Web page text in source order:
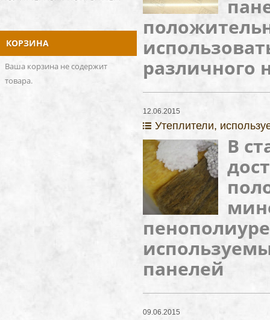
КОРЗИНА
Ваша корзина не содержит
товара.
различного
12.06.2015
Утеплители,
В
панелей
09.06.2015